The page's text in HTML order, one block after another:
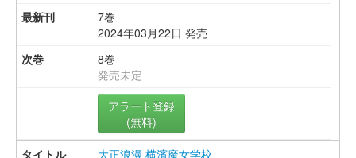
7巻
2024年03月22日 発売
8巻
発売未定
アラート登録
(無料)
大正浪漫 横濱魔女学校